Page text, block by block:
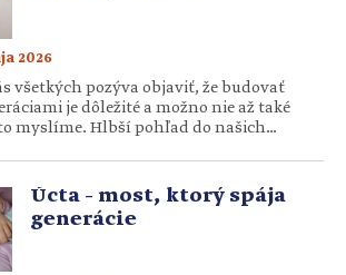
2026
všetkých pozýva objaviť, že budovať
je dôležité a možno nie až také
myslíme. Hlbší pohľad do našich
Hovoríme o tom, že v prvom rade
úctu, no potom aj poznanie
každej generácie, a rovnako tak snahu
Úcta – most, ktorý spája
generácie